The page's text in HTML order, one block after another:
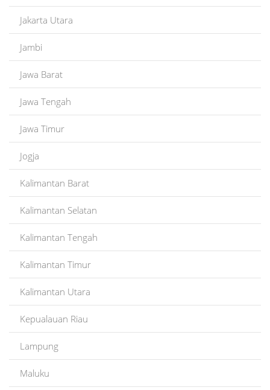
Jakarta Utara
Jambi
Jawa Barat
Jawa Tengah
Jawa Timur
Jogja
Kalimantan Barat
Kalimantan Selatan
Kalimantan Tengah
Kalimantan Timur
Kalimantan Utara
Kepualauan Riau
Lampung
Maluku